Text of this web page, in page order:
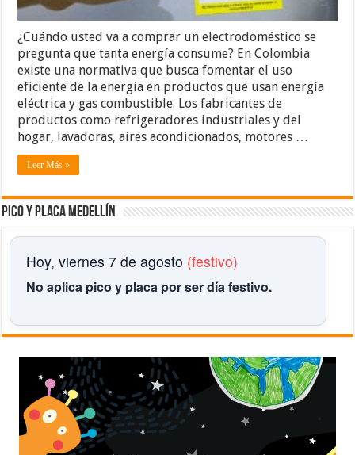
¿Cuándo usted va a comprar un electrodoméstico se
pregunta que tanta energía consume? En Colombia
existe una normativa que busca fomentar el uso
eficiente de la energía en productos que usan energía
eléctrica y gas combustible. Los fabricantes de
productos como refrigeradores industriales y del
hogar, lavadoras, aires acondicionados, motores …
Leer Más »
Pico y placa Medellín
Hoy, viernes 7 de agosto (festivo)
No aplica pico y placa por ser día festivo.